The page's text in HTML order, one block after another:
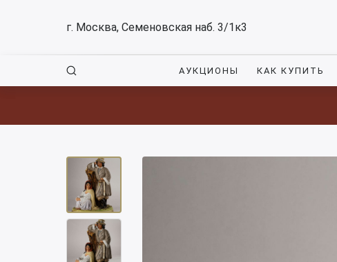
г. Москва, Семеновская наб. 3/1к3
АУКЦИОНЫ КАК КУПИТЬ